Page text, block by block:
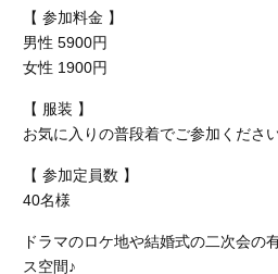
【 参加料金 】
男性 5900円
女性 1900円
【 服装 】
お気に入りの普段着でご参加ください
【 参加定員数 】
40名様
ドラマのロケ地や結婚式の二次会の
ス空間♪